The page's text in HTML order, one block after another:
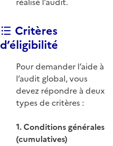
Critères
d’éligibilité
Pour demander l’aide à
l’audit global, vous
devez répondre à deux
types de critères :
1. Conditions générales
(cumulatives)